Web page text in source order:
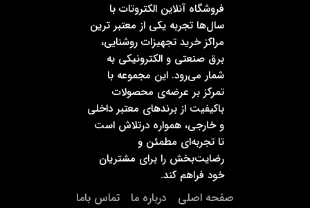
فروشگاه آنلاین الکتروتات با
سال‌ها تجربه یکی از معتبر ترین
مراکز خرید تجهیزات روشنایی،
برق صنعتی و الکترونیکی به
شمار می‌رود. این مجموعه با
تمرکز بر عرضه‌ی محصولات
باکیفیت از برندهای معتبر داخلی
و خارجی، همواره درتلاش است
تا تجربه‌ای مطمئن و
رضایت‌بخش را برای مشتریان
خود فراهم کند.
صفحه اصلی درباره ما تماس باما